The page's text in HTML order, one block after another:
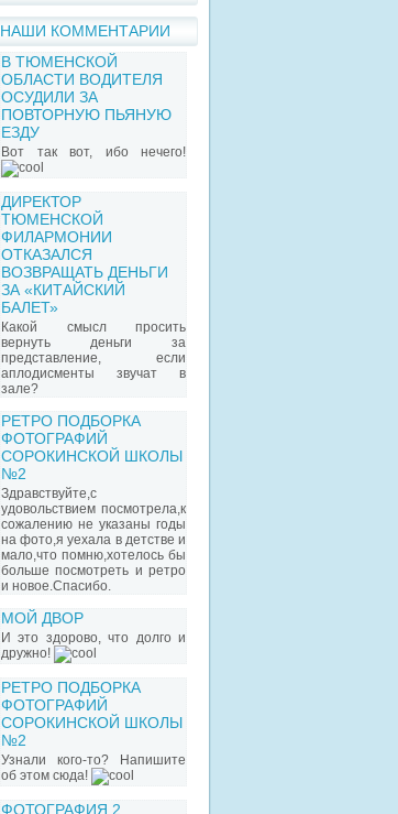
НАШИ КОММЕНТАРИИ
В ТЮМЕНСКОЙ
ОБЛАСТИ ВОДИТЕЛЯ
ОСУДИЛИ ЗА
ПОВТОРНУЮ ПЬЯНУЮ
ЕЗДУ
Вот так вот, ибо нечего!
ДИРЕКТОР
ТЮМЕНСКОЙ
ФИЛАРМОНИИ
ОТКАЗАЛСЯ
ВОЗВРАЩАТЬ ДЕНЬГИ
ЗА «КИТАЙСКИЙ
БАЛЕТ»
Какой смысл просить
вернуть деньги за
представление, если
аплодисменты звучат в
зале?
РЕТРО ПОДБОРКА
ФОТОГРАФИЙ
СОРОКИНСКОЙ ШКОЛЫ
№2
Здравствуйте,с
удовольствием посмотрела,к
сожалению не указаны годы
на фото,я уехала в детстве и
мало,что помню,хотелось бы
больше посмотреть и ретро
и новое.Спасибо.
МОЙ ДВОР
И это здорово, что долго и
дружно!
РЕТРО ПОДБОРКА
ФОТОГРАФИЙ
СОРОКИНСКОЙ ШКОЛЫ
№2
Узнали кого-то? Напишите
об этом сюда!
ФОТОГРАФИЯ 2